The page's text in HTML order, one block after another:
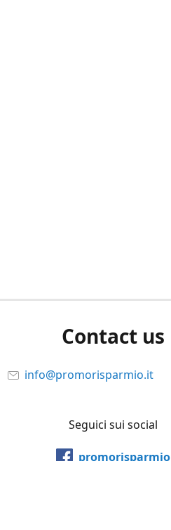
Contact us
info@promorisparmio.it
Seguici sui social
promorisparmio